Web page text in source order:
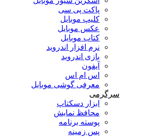
پاکت پی سی
کلیپ موبایل
عکس موبایل
کتاب موبایل
نرم افزار اندروید
بازی اندروید
آیفون
اس ام اس
معرفی گوشی موبایل
سرگرمی
ابزار دسکتاپ
محافظ نمایش
پوسته برنامه
پس زمینه